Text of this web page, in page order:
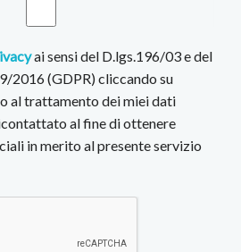
ai sensi del D.lgs.196/03 e del
2016 (GDPR) cliccando su
al trattamento dei miei dati
al fine di ottenere
in merito al presente servizio